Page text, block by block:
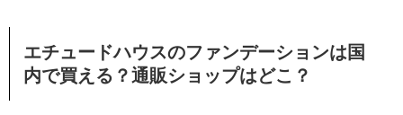
エチュードハウスのファンデーションは国
内で買える？通販ショップはどこ？